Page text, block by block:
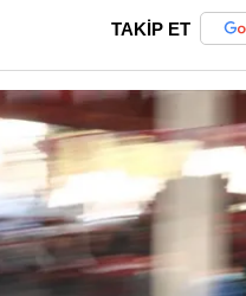
TAKİP ET